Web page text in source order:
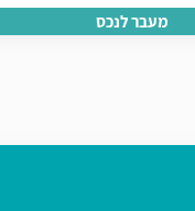
מעבר לנכס